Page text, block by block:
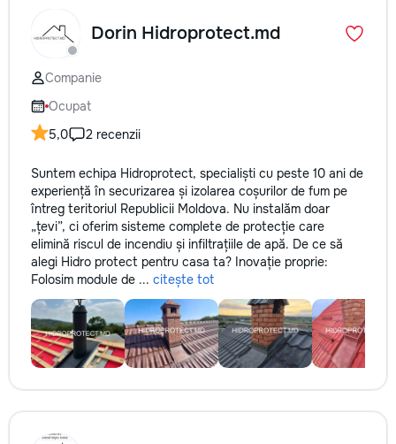
Dorin Hidroprotect.md
Companie
Ocupat
5,0
2 recenzii
Suntem echipa Hidroprotect, specialiști cu peste 10 ani de
experiență în securizarea și izolarea coșurilor de fum pe
întreg teritoriul Republicii Moldova. Nu instalăm doar
„țevi”, ci oferim sisteme complete de protecție care
elimină riscul de incendiu și infiltrațiile de apă. De ce să
alegi Hidro protect pentru casa ta? Inovație proprie:
Folosim module de ... citește tot